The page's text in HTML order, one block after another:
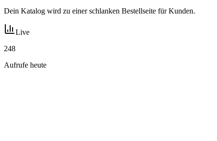
Dein Katalog wird zu einer schlanken Bestellseite für Kunden.
Live
248
Aufrufe heute